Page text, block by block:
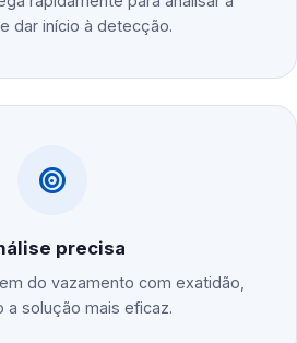
dar início à detecção.
precisa
do vazamento com exatidão,
a solução mais eficaz.